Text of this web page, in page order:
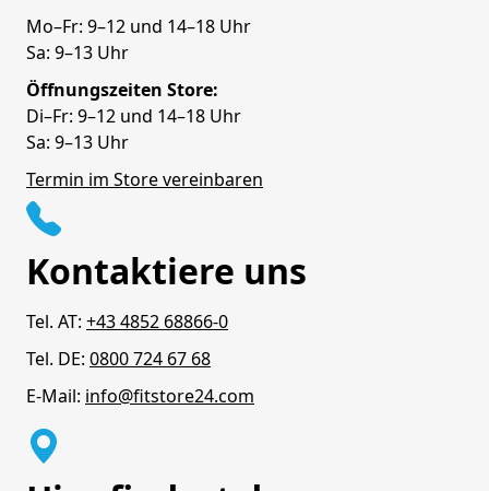
Mo–Fr: 9–12 und 14–18 Uhr
Sa: 9–13 Uhr
Öffnungszeiten Store:
Di–Fr: 9–12 und 14–18 Uhr
Sa: 9–13 Uhr
Termin im Store vereinbaren
Kontaktiere uns
Tel. AT: +43 4852 68866-0
Tel. DE: 0800 724 67 68
E-Mail: info@fitstore24.com